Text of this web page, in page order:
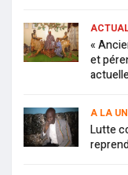
«
et
A LA
Lutte